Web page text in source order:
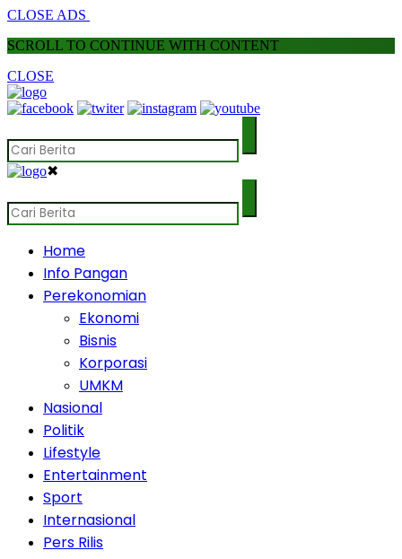
CLOSE ADS
SCROLL TO CONTINUE WITH CONTENT
CLOSE
✖
Home
Info Pangan
Perekonomian
Ekonomi
Bisnis
Korporasi
UMKM
Nasional
Politik
Lifestyle
Entertainment
Sport
Internasional
Pers Rilis